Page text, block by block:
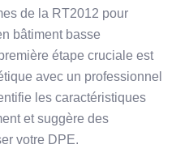
de la RT2012 pour
bâtiment basse
étape cruciale est
avec un professionnel
les caractéristiques
et suggère des
votre DPE.